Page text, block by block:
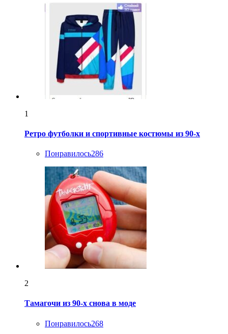
1
Ретро футболки и спортивные костюмы из 90-х
Понравилось286
2
Тамагочи из 90-х снова в моде
Понравилось268